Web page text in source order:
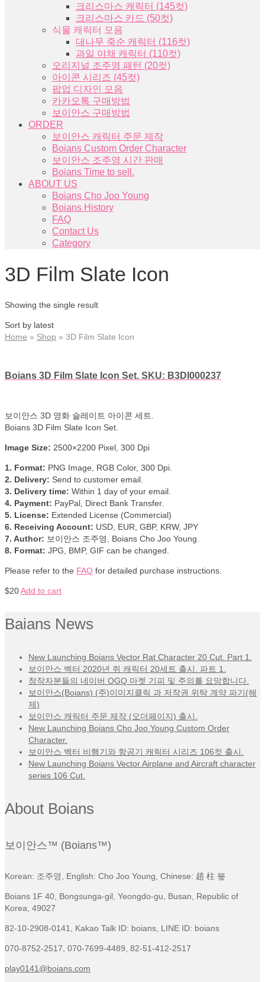
크리스마스 캐릭터 (145컷)
크리스마스 카드 (50컷)
식물 캐릭터 모음
대나무 죽순 캐릭터 (116컷)
과일 야채 캐릭터 (110컷)
오리지널 조주영 패턴 (20컷)
아이콘 시리즈 (45컷)
팝업 디자인 모음
카카오톡 구매방법
보이안스 구매방법
ORDER
보이안스 캐릭터 주문 제작
Boians Custom Order Character
보이안스 조주영 시간 판매
Boians Time to sell.
ABOUT US
Boians Cho Joo Young
Boians History
FAQ
Contact Us
Category
3D Film Slate Icon
Showing the single result
Sort by latest
Home » Shop » 3D Film Slate Icon
Boians 3D Film Slate Icon Set. SKU: B3DI000237
보이안스 3D 영화 슬레이트 아이콘 세트.
Boians 3D Film Slate Icon Set.
Image Size: 2500×2200 Pixel, 300 Dpi
1. Format: PNG Image, RGB Color, 300 Dpi.
2. Delivery: Send to customer email.
3. Delivery time: Within 1 day of your email.
4. Payment: PayPal, Direct Bank Transfer.
5. License: Extended License (Commercial)
6. Receiving Account: USD, EUR, GBP, KRW, JPY
7. Author: 보이안스 조주영, Boians Cho Joo Young.
8. Format: JPG, BMP, GIF can be changed.
Please refer to the FAQ for detailed purchase instructions.
$20Add to cart
Baians News
New Launching Boians Vector Rat Character 20 Cut. Part 1.
보이안스 벡터 2020년 쥐 캐릭터 20세트 출시. 파트 1.
창작자분들의 네이버 OGQ 마켓 기피 및 주의를 요망합니다.
보이안스(Boians) (주)이미지클릭 과 저작권 위탁 계약 파기(해
제)
보이안스 캐릭터 주문 제작 (오더페이지) 출시.
New Launching Boians Cho Joo Young Custom Order
Character.
보이안스 벡터 비행기와 항공기 캐릭터 시리즈 106컷 출시.
New Launching Boians Vector Airplane and Aircraft character
series 106 Cut.
About Boians
보이안스™ (Boians™)
Korean: 조주영, English: Cho Joo Young, Chinese: 趙 柱 瑩
Boians 1F 40, Bongsunga-gil, Yeongdo-gu, Busan, Republic of
Korea, 49027
82-10-2908-0141, Kakao Talk ID: boians, LINE ID: boians
070-8752-2517, 070-7699-4489, 82-51-412-2517
play0141@boians.com